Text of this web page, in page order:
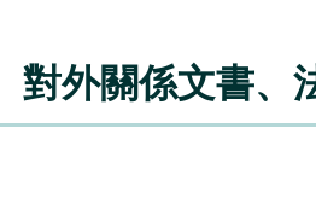
對外關係文書、